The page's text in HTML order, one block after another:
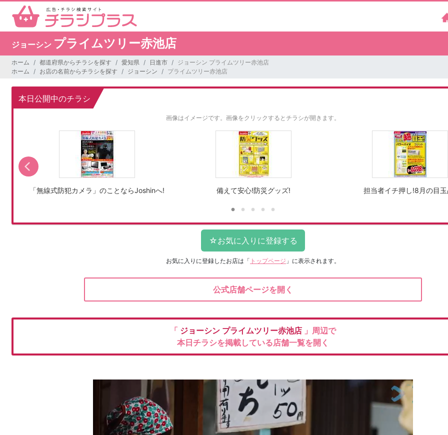
ジョーシン プライムツリー赤池店
ホーム 都道府県からチラシを探す 愛知県 日進市
ジョーシン プライムツリー赤池店
ホーム
お店の名前からチラシを探す ジョーシン プライムツリー赤池店
本日公開中のチラシ
画像はイメージです。 画像をクリックするとチラシが開きます。
「無線式防犯カメラ」のことならJoshinへ! 備えて安心!防災グッズ! 担当者イチ押し!8月の目玉
お気に入りに登録したお店は 「 トップページ 」に表示されます。
公式店舗ページを開く
「 ジョーシン プライムツリー赤池店 」周辺で
本日チラシを掲載している店舗一覧を開く